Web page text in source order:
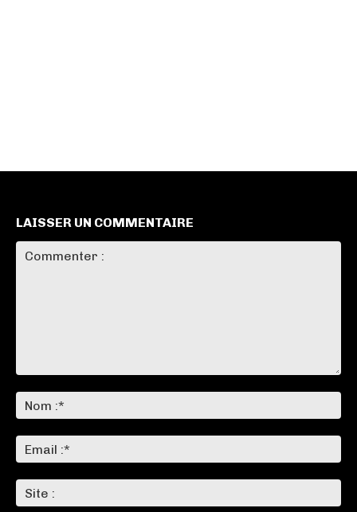
LAISSER UN COMMENTAIRE
:*
:*
: